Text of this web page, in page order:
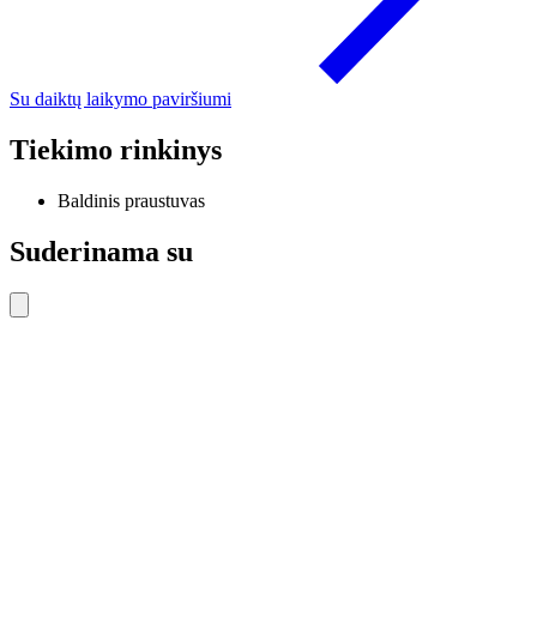
Su daiktų laikymo paviršiumi
Tiekimo rinkinys
Baldinis praustuvas
Suderinama su